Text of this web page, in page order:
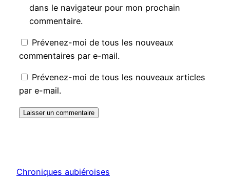
dans le navigateur pour mon prochain
commentaire.
Prévenez-moi de tous les nouveaux
commentaires par e-mail.
Prévenez-moi de tous les nouveaux articles
par e-mail.
Chroniques aubiéroises